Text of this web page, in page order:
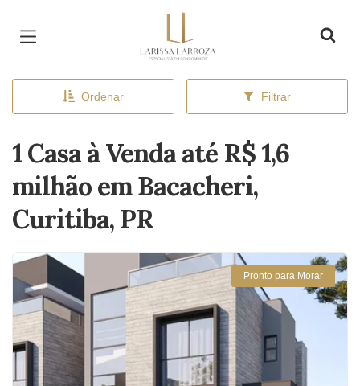
Ordenar Filtrar
1 Casa à Venda até R$ 1,6
milhão em Bacacheri,
Curitiba, PR
Pronto para Morar